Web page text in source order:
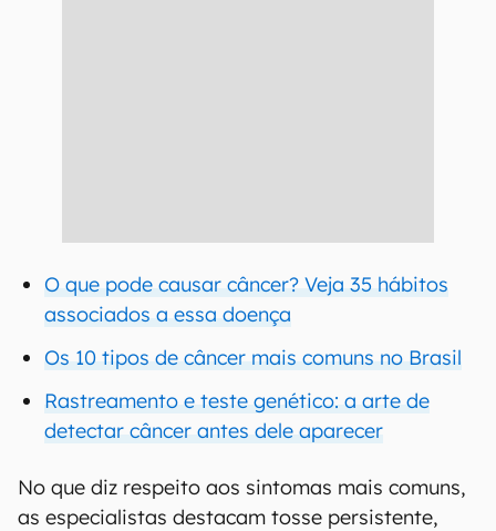
O que pode causar câncer? Veja 35 hábitos
associados a essa doença
Os 10 tipos de câncer mais comuns no Brasil
Rastreamento e teste genético: a arte de
detectar câncer antes dele aparecer
No que diz respeito aos sintomas mais comuns,
as especialistas destacam tosse persistente,